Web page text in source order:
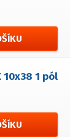
1 pól